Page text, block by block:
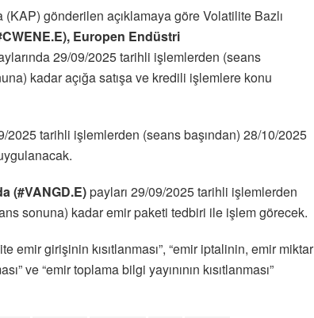
(KAP) gönderilen açıklamaya göre Volatilite Bazlı
WENE.E), Europen Endüstri
29/09/2025 tarihli işlemlerden (seans
kadar açığa satışa ve kredili işlemlere konu
2025 tarihli işlemlerden (seans başından) 28/10/2025
(#VANGD.E)payları 29/09/2025 tarihli işlemlerden
sonuna) kadar emir paketi tedbiri ile işlem görecek.
girişinin kısıtlanması”, “emir iptalinin, emir miktar
ve “emir toplama bilgi yayınının kısıtlanması”